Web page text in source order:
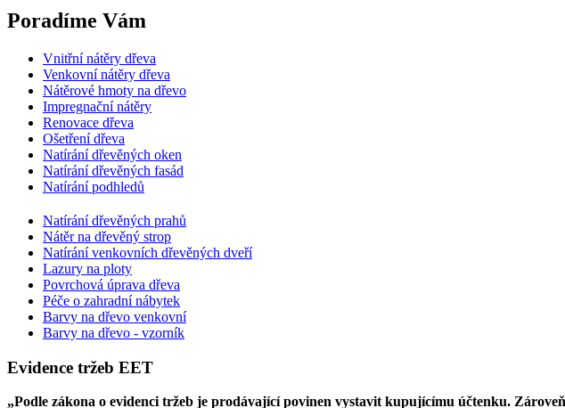
Poradíme Vám
Vnitřní nátěry dřeva
Venkovní nátěry dřeva
Nátěrové hmoty na dřevo
Impregnační nátěry
Renovace dřeva
Ošetření dřeva
Natírání dřevěných oken
Natírání dřevěných fasád
Natírání podhledů
Natírání dřevěných prahů
Nátěr na dřevěný strop
Natírání venkovních dřevěných dveří
Lazury na ploty
Povrchová úprava dřeva
Péče o zahradní nábytek
Barvy na dřevo venkovní
Barvy na dřevo - vzorník
Evidence tržeb EET
„Podle zákona o evidenci tržeb je prodávající povinen vystavit kupujícímu účtenku.